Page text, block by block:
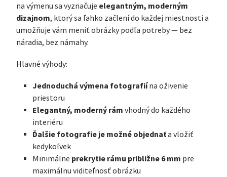
na výmenu sa vyznačuje elegantným, moderným
dizajnom, ktorý sa ľahko začlení do každej miestnosti a
umožňuje vám meniť obrázky podľa potreby — bez
náradia, bez námahy.
Hlavné výhody:
Jednoduchá výmena fotografiína oživenie
priestoru
Elegantný, moderný rám vhodný do každého
interiéru
Ďalšie fotografie je možné objednaťa vložiť
kedykoľvek
Minimálne prekrytie rámu približne 6 mm pre
maximálnu viditeľnosť obrázku